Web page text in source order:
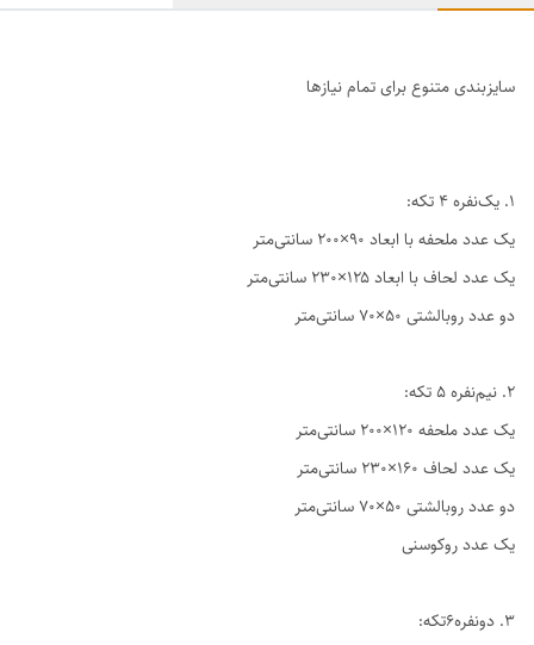
سایزبندی متنوع برای تمام نیازها
1. یک‌نفره ۴ تکه:
یک عدد ملحفه با ابعاد ۹۰×۲۰۰ سانتی‌متر
یک عدد لحاف با ابعاد ۱۲۵×۲۳۰ سانتی‌متر
دو عدد روبالشتی ۵۰×۷۰ سانتی‌متر
2. نیم‌نفره ۵ تکه:
یک عدد ملحفه ۱۲۰×۲۰۰ سانتی‌متر
یک عدد لحاف ۱۶۰×۲۳۰ سانتی‌متر
دو عدد روبالشتی ۵۰×۷۰ سانتی‌متر
یک عدد روکوسنی
3. دو‌نفره6تکه: